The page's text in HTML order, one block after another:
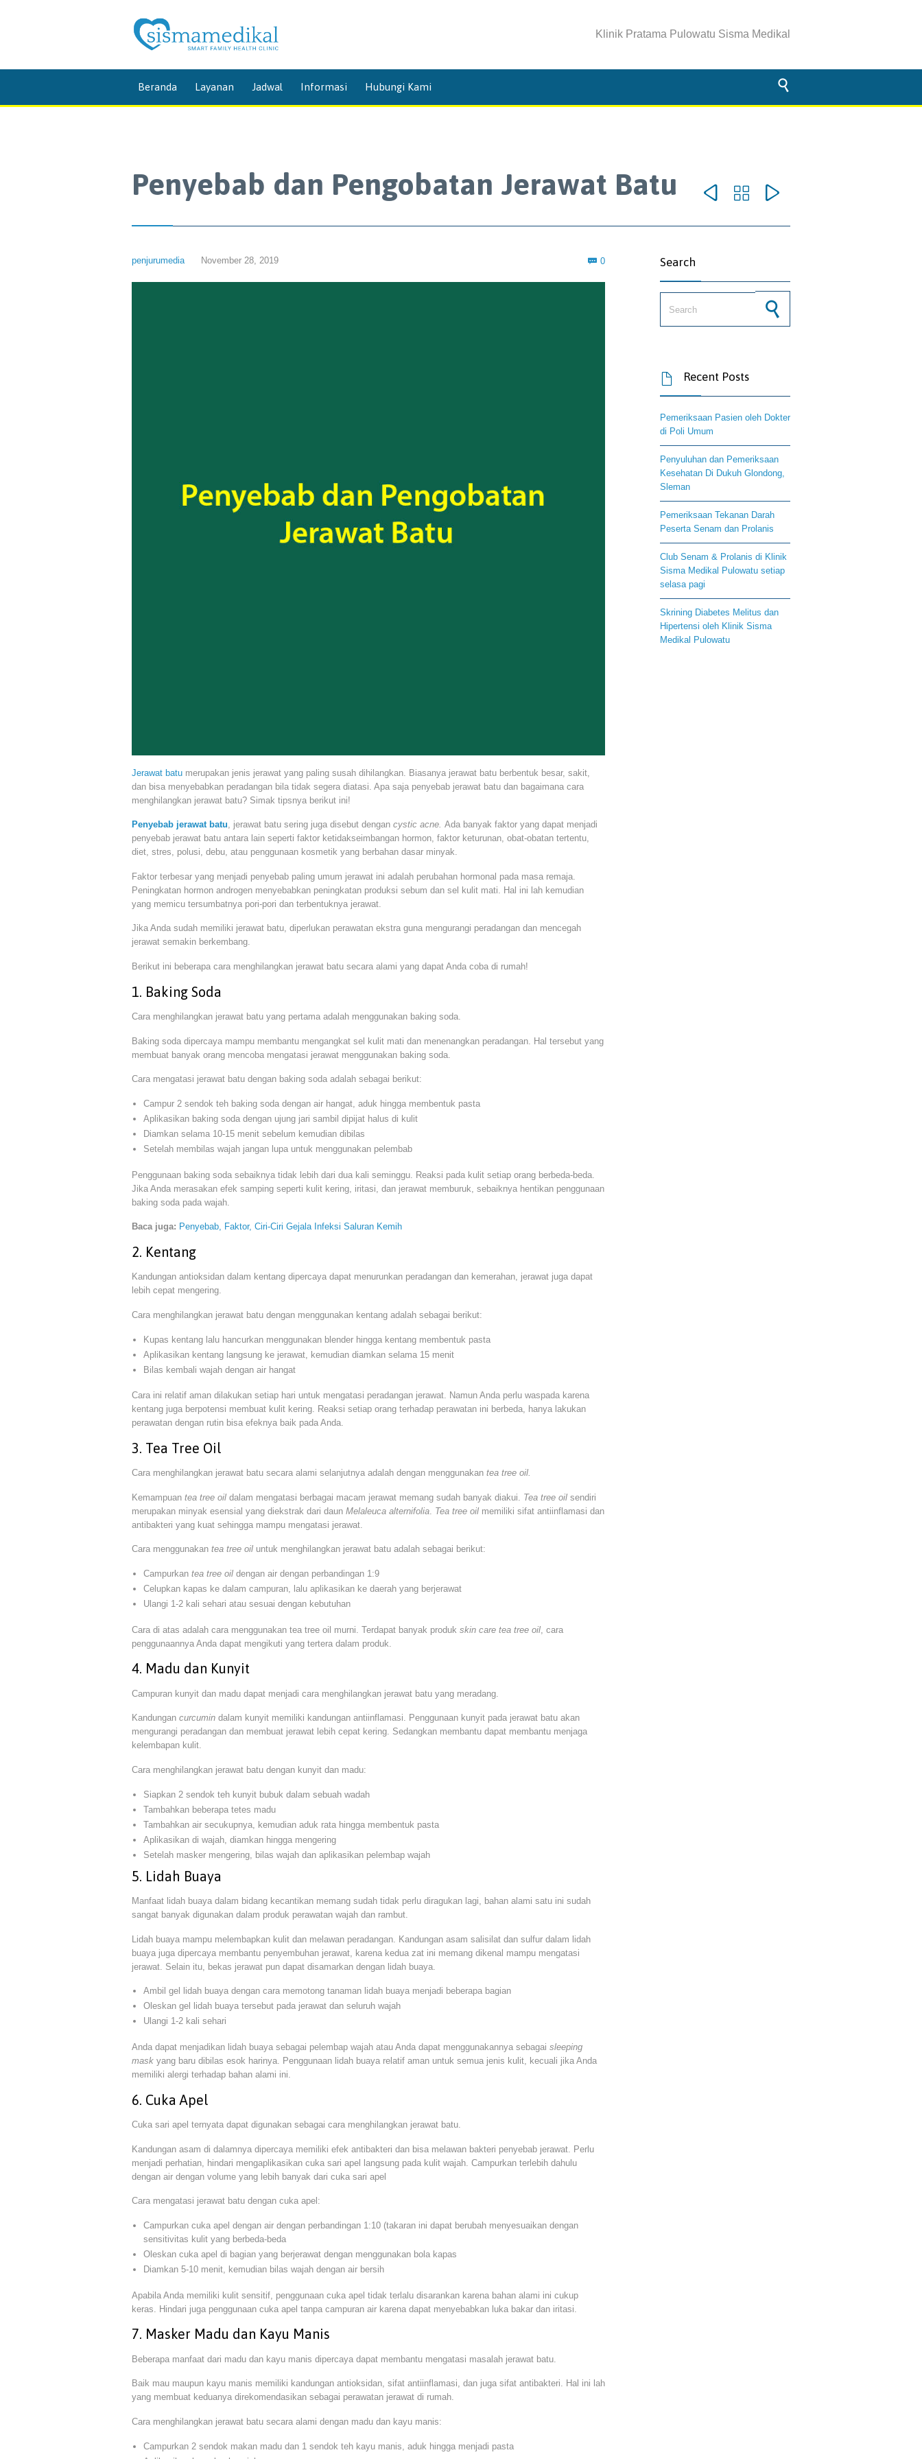
Klinik Pratama Pulowatu Sisma Medikal
content
Beranda Layanan Jadwal Informasi Hubungi Kami 
Penyebab dan Pengobatan Jerawat Batu   
penjurumedia November 28, 2019  0Comments
Jerawat batu merupakan jenis jerawat yang paling susah dihilangkan. Biasanya jerawat batu berbentuk besar, sakit,
dan bisa menyebabkan peradangan bila tidak segera diatasi. Apa saja penyebab jerawat batu dan bagaimana cara
menghilangkan jerawat batu? Simak tipsnya berikut ini!
Penyebab jerawat batu, jerawat batu sering juga disebut dengan cystic acne. Ada banyak faktor yang dapat menjadi
penyebab jerawat batu antara lain seperti faktor ketidakseimbangan hormon, faktor keturunan, obat-obatan tertentu,
diet, stres, polusi, debu, atau penggunaan kosmetik yang berbahan dasar minyak.
Faktor terbesar yang menjadi penyebab paling umum jerawat ini adalah perubahan hormonal pada masa remaja.
Peningkatan hormon androgen menyebabkan peningkatan produksi sebum dan sel kulit mati. Hal ini lah kemudian
yang memicu tersumbatnya pori-pori dan terbentuknya jerawat.
Jika Anda sudah memiliki jerawat batu, diperlukan perawatan ekstra guna mengurangi peradangan dan mencegah
jerawat semakin berkembang.
Berikut ini beberapa cara menghilangkan jerawat batu secara alami yang dapat Anda coba di rumah!
1. Baking Soda
Cara menghilangkan jerawat batu yang pertama adalah menggunakan baking soda.
Baking soda dipercaya mampu membantu mengangkat sel kulit mati dan menenangkan peradangan. Hal tersebut yang
membuat banyak orang mencoba mengatasi jerawat menggunakan baking soda.
Cara mengatasi jerawat batu dengan baking soda adalah sebagai berikut:
Campur 2 sendok teh baking soda dengan air hangat, aduk hingga membentuk pasta
Aplikasikan baking soda dengan ujung jari sambil dipijat halus di kulit
Diamkan selama 10-15 menit sebelum kemudian dibilas
Setelah membilas wajah jangan lupa untuk menggunakan pelembab
Penggunaan baking soda sebaiknya tidak lebih dari dua kali seminggu. Reaksi pada kulit setiap orang berbeda-beda.
Jika Anda merasakan efek samping seperti kulit kering, iritasi, dan jerawat memburuk, sebaiknya hentikan penggunaan
baking soda pada wajah.
Baca juga: Penyebab, Faktor, Ciri-Ciri Gejala Infeksi Saluran Kemih
2. Kentang
Kandungan antioksidan dalam kentang dipercaya dapat menurunkan peradangan dan kemerahan, jerawat juga dapat
lebih cepat mengering.
Cara menghilangkan jerawat batu dengan menggunakan kentang adalah sebagai berikut:
Kupas kentang lalu hancurkan menggunakan blender hingga kentang membentuk pasta
Aplikasikan kentang langsung ke jerawat, kemudian diamkan selama 15 menit
Bilas kembali wajah dengan air hangat
Cara ini relatif aman dilakukan setiap hari untuk mengatasi peradangan jerawat. Namun Anda perlu waspada karena
kentang juga berpotensi membuat kulit kering. Reaksi setiap orang terhadap perawatan ini berbeda, hanya lakukan
perawatan dengan rutin bisa efeknya baik pada Anda.
3. Tea Tree Oil
Cara menghilangkan jerawat batu secara alami selanjutnya adalah dengan menggunakan tea tree oil.
Kemampuan tea tree oil dalam mengatasi berbagai macam jerawat memang sudah banyak diakui. Tea tree oil sendiri
merupakan minyak esensial yang diekstrak dari daun Melaleuca alternifolia Tea tree oil memiliki sifat antiinflamasi dan
antibakteri yang kuat sehingga mampu mengatasi jerawat.
Cara menggunakan tea tree oil untuk menghilangkan jerawat batu adalah sebagai berikut:
Campurkantea tree oildengan air dengan perbandingan 1:9
Celupkan kapas ke dalam campuran, lalu aplikasikan ke daerah yang berjerawat
Ulangi 1-2 kali sehari atau sesuai dengan kebutuhan
Cara di atas adalah cara menggunakan tea tree oil murni. Terdapat banyak produk skin care tea tree oil , cara
penggunaannya Anda dapat mengikuti yang tertera dalam produk.
4. Madu dan Kunyit
Campuran kunyit dan madu dapat menjadi cara menghilangkan jerawat batu yang meradang.
Kandungan curcumin dalam kunyit memiliki kandungan antiinflamasi. Penggunaan kunyit pada jerawat batu akan
mengurangi peradangan dan membuat jerawat lebih cepat kering. Sedangkan membantu dapat membantu menjaga
kelembapan kulit.
Cara menghilangkan jerawat batu dengan kunyit dan madu:
Siapkan 2 sendok teh kunyit bubuk dalam sebuah wadah
Tambahkan beberapa tetes madu
Tambahkan air secukupnya, kemudian aduk rata hingga membentuk pasta
Aplikasikan di wajah, diamkan hingga mengering
Setelah masker mengering, bilas wajah dan aplikasikan pelembap wajah
5. Lidah Buaya
Manfaat lidah buaya dalam bidang kecantikan memang sudah tidak perlu diragukan lagi, bahan alami satu ini sudah
sangat banyak digunakan dalam produk perawatan wajah dan rambut.
Lidah buaya mampu melembapkan kulit dan melawan peradangan. Kandungan asam salisilat dan sulfur dalam lidah
buaya juga dipercaya membantu penyembuhan jerawat, karena kedua zat ini memang dikenal mampu mengatasi
jerawat. Selain itu, bekas jerawat pun dapat disamarkan dengan lidah buaya.
Ambil gel lidah buaya dengan cara memotong tanaman lidah buaya menjadi beberapa bagian
Oleskan gel lidah buaya tersebut pada jerawat dan seluruh wajah
Ulangi 1-2 kali sehari
Anda dapat menjadikan lidah buaya sebagai pelembap wajah atau Anda dapat menggunakannya sebagai sleeping
mask yang baru dibilas esok harinya. Penggunaan lidah buaya relatif aman untuk semua jenis kulit, kecuali jika Anda
memiliki alergi terhadap bahan alami ini.
6. Cuka Apel
Cuka sari apel ternyata dapat digunakan sebagai cara menghilangkan jerawat batu.
Kandungan asam di dalamnya dipercaya memiliki efek antibakteri dan bisa melawan bakteri penyebab jerawat. Perlu
menjadi perhatian, hindari mengaplikasikan cuka sari apel langsung pada kulit wajah. Campurkan terlebih dahulu
dengan air dengan volume yang lebih banyak dari cuka sari apel
Cara mengatasi jerawat batu dengan cuka apel:
Campurkan cuka apel dengan air dengan perbandingan 1:10 (takaran ini dapat berubah menyesuaikan dengan
sensitivitas kulit yang berbeda-beda
Oleskan cuka apel di bagian yang berjerawat dengan menggunakan bola kapas
Diamkan 5-10 menit, kemudian bilas wajah dengan air bersih
Apabila Anda memiliki kulit sensitif, penggunaan cuka apel tidak terlalu disarankan karena bahan alami ini cukup
keras. Hindari juga penggunaan cuka apel tanpa campuran air karena dapat menyebabkan luka bakar dan iritasi.
7. Masker Madu dan Kayu Manis
Beberapa manfaat dari madu dan kayu manis dipercaya dapat membantu mengatasi masalah jerawat batu.
Baik mau maupun kayu manis memiliki kandungan antioksidan, sifat antiinflamasi, dan juga sifat antibakteri. Hal ini lah
yang membuat keduanya direkomendasikan sebagai perawatan jerawat di rumah.
Cara menghilangkan jerawat batu secara alami dengan madu dan kayu manis:
Campurkan 2 sendok makan madu dan 1 sendok teh kayu manis, aduk hingga menjadi pasta
Search
 Recent Posts
Pemeriksaan Pasien oleh Dokter
di Poli Umum
Penyuluhan dan Pemeriksaan
Kesehatan Di Dukuh Glondong,
Sleman
Pemeriksaan Tekanan Darah
Peserta Senam dan Prolanis
Club Senam & Prolanis di Klinik
Sisma Medikal Pulowatu setiap
selasa pagi
Skrining Diabetes Melitus dan
Hipertensi oleh Klinik Sisma
Medikal Pulowatu